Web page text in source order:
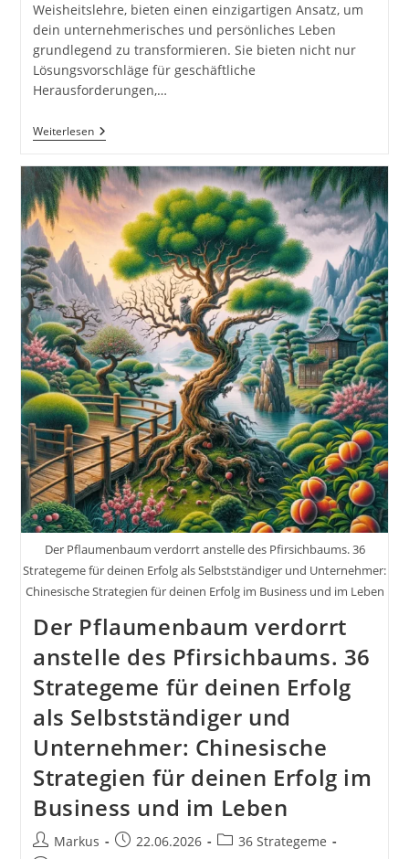
Weisheitslehre, bieten einen einzigartigen Ansatz, um
dein unternehmerisches und persönliches Leben
grundlegend zu transformieren. Sie bieten nicht nur
Lösungsvorschläge für geschäftliche
Herausforderungen,…
WeiterlesenDie
Transformation
Die
36
Strategeme
Für
Erfolg
Selbstständiger,
Geschäftsführer
Und
Unternehmer
Der Pflaumenbaum verdorrt anstelle des Pfirsichbaums. 36
Strategeme für deinen Erfolg als Selbstständiger und Unternehmer:
Chinesische Strategien für deinen Erfolg im Business und im Leben
Der Pflaumenbaum verdorrt
anstelle des Pfirsichbaums. 36
Strategeme für deinen Erfolg
als Selbstständiger und
Unternehmer: Chinesische
Strategien für deinen Erfolg im
Business und im Leben
Beitrags-
Markus
Beitrag22.06.2026
Beitrags-
36 Strategeme